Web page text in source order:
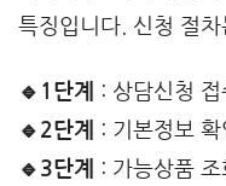
특징입니다. 신청 절차
🔹1단계
: 상담신청 접
🔹2단계
: 기본정보 확
🔹3단계
: 가능상품 조